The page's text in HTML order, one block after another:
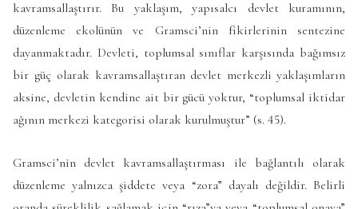
kavramsallaştırır. Bu yaklaşım, yapısalcı devlet kuramının,
düzenleme ekolünün ve Gramsci’nin fikirlerinin sentezine
dayanmaktadır. Devleti, toplumsal sınıflar karşısında bağımsız
bir güç olarak kavramsallaştıran devlet merkezli yaklaşımların
aksine, devletin kendine ait bir gücü yoktur, “toplumsal iktidar
ağının merkezi kategorisi olarak kurulmuştur” (s. 45).
Gramsci’nin devlet kavramsallaştırması ile bağlantılı olarak
düzenleme yalnızca şiddete veya “zora” dayalı değildir. Belirli